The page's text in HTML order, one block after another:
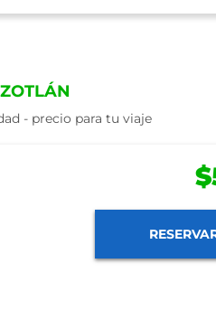
- precio para tu viaje